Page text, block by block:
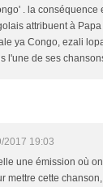
. la conséquence
attribuent à
ya Congo, ezali
l'une de ses
2017 19:03
une émission où
mettre cette